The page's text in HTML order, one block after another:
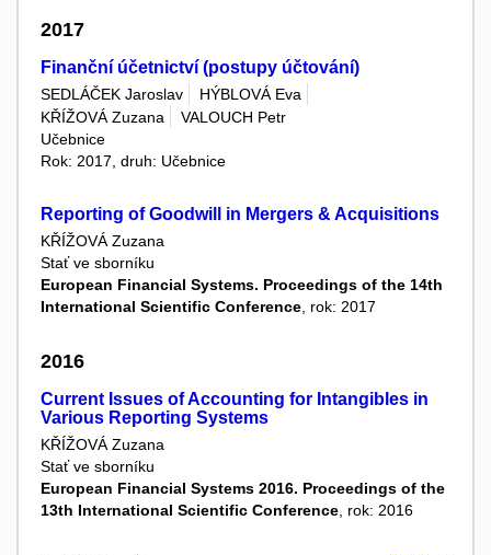
2017
Finanční účetnictví (postupy účtování)
SEDLÁČEK Jaroslav
HÝBLOVÁ Eva
KŘÍŽOVÁ Zuzana
VALOUCH Petr
Učebnice
Rok: 2017, druh: Učebnice
Reporting of Goodwill in Mergers & Acquisitions
KŘÍŽOVÁ Zuzana
Stať ve sborníku
European Financial Systems. Proceedings of the 14th
International Scientific Conference, rok: 2017
2016
Current Issues of Accounting for Intangibles in
Various Reporting Systems
KŘÍŽOVÁ Zuzana
Stať ve sborníku
European Financial Systems 2016. Proceedings of the
13th International Scientific Conference , rok: 2016